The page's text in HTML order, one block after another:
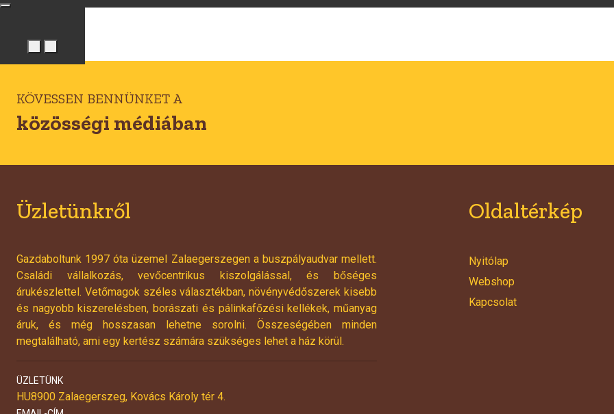
KÖVESSEN BENNÜNKET A
közösségi médiában
Üzletünkről
Gazdaboltunk 1997 óta üzemel Zalaegerszegen a buszpályaudvar mellett.
Családi vállalkozás, vevőcentrikus kiszolgálással, és bőséges
árukészlettel. Vetőmagok széles választékban, növényvédőszerek kisebb
és nagyobb kiszerelésben, borászati és pálinkafőzési kellékek, műanyag
áruk, és még hosszasan lehetne sorolni. Összeségében minden
megtalálható, ami egy kertész számára szükséges lehet a ház körül.
ÜZLETÜNK
HU8900 Zalaegerszeg, Kovács Károly tér 4.
Oldaltérkép
Nyitólap
Webshop
Kapcsolat